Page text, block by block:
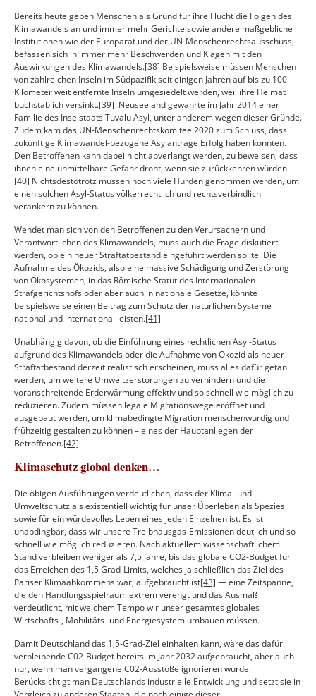
Bereits heute geben Menschen als Grund für ihre Flucht die Folgen des
Klimawandels an und immer mehr Gerichte sowie andere maßgebliche
Institutionen wie der Europarat und der UN-Menschenrechtsausschuss,
befassen sich in immer mehr Beschwerden und Klagen mit den
Auswirkungen des Klimawandels.[38] Beispielsweise müssen Menschen
von zahlreichen Inseln im Südpazifik seit einigen Jahren auf bis zu 100
Kilometer weit entfernte Inseln umgesiedelt werden, weil ihre Heimat
buchstäblich versinkt.[39] Neuseeland gewährte im Jahr 2014 einer
Familie des Inselstaats Tuvalu Asyl, unter anderem wegen dieser Gründe.
Zudem kam das UN-Menschenrechtskomitee 2020 zum Schluss, dass
zukünftige Klimawandel-bezogene Asylanträge Erfolg haben könnten.
Den Betroffenen kann dabei nicht abverlangt werden, zu beweisen, dass
ihnen eine unmittelbare Gefahr droht, wenn sie zurückkehren würden.
[40] Nichtsdestotrotz müssen noch viele Hürden genommen werden, um
einen solchen Asyl-Status völkerrechtlich und rechtsverbindlich
verankern zu können.
Wendet man sich von den Betroffenen zu den Verursachern und
Verantwortlichen des Klimawandels, muss auch die Frage diskutiert
werden, ob ein neuer Straftatbestand eingeführt werden sollte. Die
Aufnahme des Ökozids, also eine massive Schädigung und Zerstörung
von Ökosystemen, in das Römische Statut des Internationalen
Strafgerichtshofs oder aber auch in nationale Gesetze, könnte
beispielsweise einen Beitrag zum Schutz der natürlichen Systeme
national und international leisten.[41]
Unabhängig davon, ob die Einführung eines rechtlichen Asyl-Status
aufgrund des Klimawandels oder die Aufnahme von Ökozid als neuer
Straftatbestand derzeit realistisch erscheinen, muss alles dafür getan
werden, um weitere Umweltzerstörungen zu verhindern und die
voranschreitende Erderwärmung effektiv und so schnell wie möglich zu
reduzieren. Zudem müssen legale Migrationswege eröffnet und
ausgebaut werden, um klimabedingte Migration menschenwürdig und
frühzeitig gestalten zu können – eines der Hauptanliegen der
Betroffenen.[42]
Klimaschutz global denken…
Die obigen Ausführungen verdeutlichen, dass der Klima- und
Umweltschutz als existentiell wichtig für unser Überleben als Spezies
sowie für ein würdevolles Leben eines jeden Einzelnen ist. Es ist
unabdingbar, dass wir unsere Treibhausgas-Emissionen deutlich und so
schnell wie möglich reduzieren. Nach aktuellem wissenschaftlichem
Stand verbleiben weniger als 7,5 Jahre, bis das globale CO2-Budget für
das Erreichen des 1,5 Grad-Limits, welches ja schließlich das Ziel des
Pariser Klimaabkommens war, aufgebraucht ist[43] — eine Zeitspanne,
die den Handlungsspielraum extrem verengt und das Ausmaß
verdeutlicht, mit welchem Tempo wir unser gesamtes globales
Wirtschafts-, Mobilitäts- und Energiesystem umbauen müssen.
Damit Deutschland das 1,5-Grad-Ziel einhalten kann, wäre das dafür
verbleibende C02-Budget bereits im Jahr 2032 aufgebraucht, aber auch
nur, wenn man vergangene C02-Ausstöße ignorieren würde.
Berücksichtigt man Deutschlands industrielle Entwicklung und setzt sie in